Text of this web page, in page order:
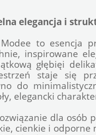
elegancja i
to esencja
inspirowane
głębięi
staje się
do
elegancki
dla osób
cienkie i odporne